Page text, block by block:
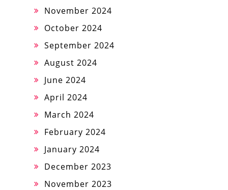
November 2024
October 2024
September 2024
August 2024
June 2024
April 2024
March 2024
February 2024
January 2024
December 2023
November 2023